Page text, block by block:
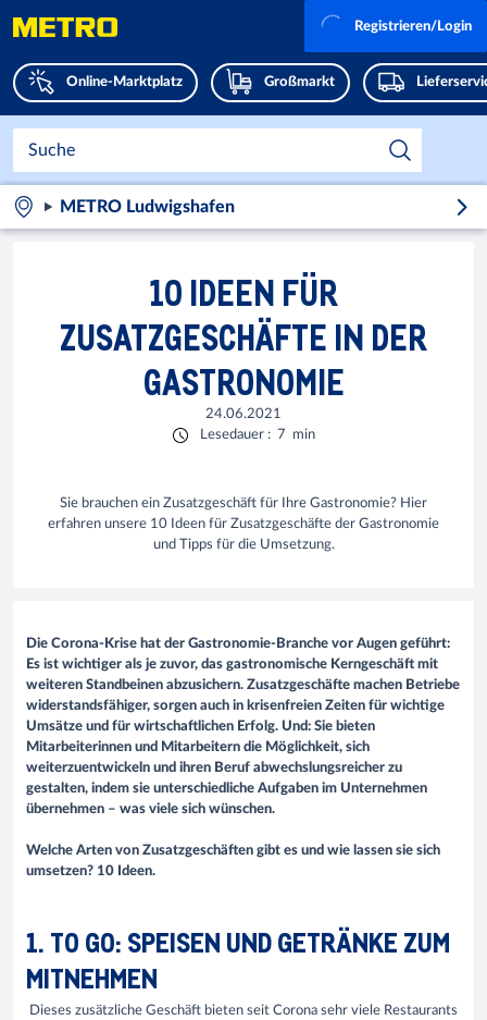
Online-Marktplatz Großmarkt
Registrieren/Login
METRO Ludwigshafen
10 IDEEN FÜR
ZUSATZGESCHÄFTE IN DER
GASTRONOMIE
24.06.2021
Lesedauer : 7 min
Sie brauchen ein Zusatzgeschäft für Ihre Gastronomie? Hier
erfahren unsere 10 Ideen für Zusatzgeschäfte der Gastronomie
und Tipps für die Umsetzung.
Die Corona-Krise hat der Gastronomie-Branche vor Augen geführt:
Es ist wichtiger als je zuvor, das gastronomische Kerngeschäft mit
weiteren Standbeinen abzusichern. Zusatzgeschäfte machen Betriebe
widerstandsfähiger, sorgen auch in krisenfreien Zeiten für wichtige
Umsätze und für wirtschaftlichen Erfolg. Und: Sie bieten
Mitarbeiterinnen und Mitarbeitern die Möglichkeit, sich
weiterzuentwickeln und ihren Beruf abwechslungsreicher zu
gestalten, indem sie unterschiedliche Aufgaben im Unternehmen
übernehmen – was viele sich wünschen.
Welche Arten von Zusatzgeschäften gibt es und wie lassen sie sich
umsetzen? 10 Ideen.
1. TO GO: SPEISEN UND GETRÄNKE ZUM
MITNEHMEN
Dieses zusätzliche Geschäft bieten seit Corona sehr viele Restaurants